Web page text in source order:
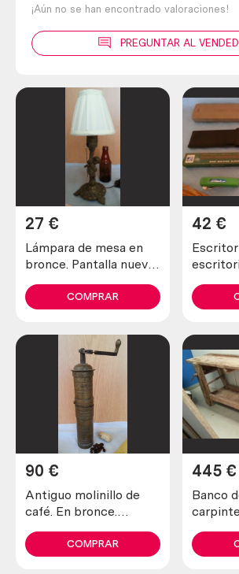
¡Aún no se han encontrado valoraciones!
PREGUNTAR AL
Lámpara de mesa en
bronce. Pantalla nueva,
a estrenar.
Funcionando.
27 €
COMPRAR
Años
piezas
42 €
Antiguo molinillo de
café. En bronce.
Original forma alargada
old coffee grinder
90 €
COMPRAR
Banco
Años
445 €